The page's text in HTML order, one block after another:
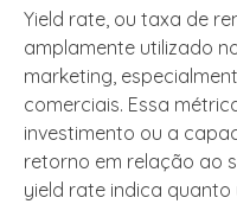
Yield rate, ou taxa de
amplamente utilizado
marketing,
comerciais. Essa
investimento ou a
retorno em relação ao
yield rate indica